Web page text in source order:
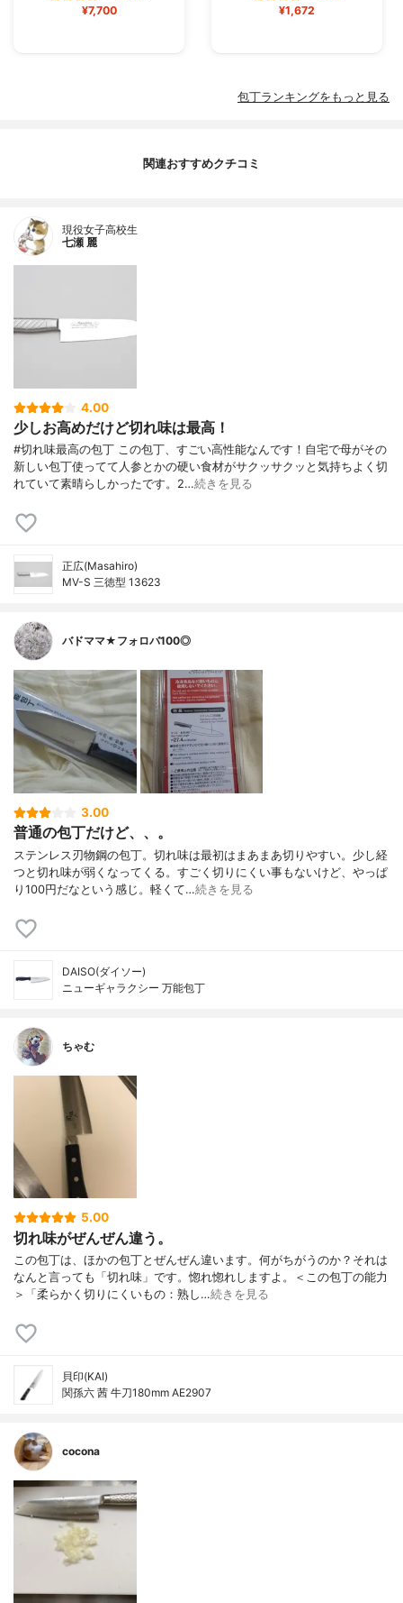
¥7,700 ¥1,672
包丁ランキングをもっと見る
関連おすすめクチコミ
現役女子高校生
七瀬 麗
4.00
少しお高めだけど切れ味は最高！
#切れ味最高の包丁 この包丁、すごい高性能なんです！自宅で母がその
新しい包丁使ってて人参とかの硬い食材がサクッサクッと気持ちよく切
れていて素晴らしかったです。2…続きを見る
正広(Masahiro)
MV-S 三徳型 13623
バドママ★フォロバ100◎
3.00
普通の包丁だけど、、。
ステンレス刃物鋼の包丁。切れ味は最初はまあまあ切りやすい。少し経
つと切れ味が弱くなってくる。すごく切りにくい事もないけど、やっぱ
り100円だなという感じ。軽くて…続きを見る
DAISO(ダイソー)
ニューギャラクシー 万能包丁
ちゃむ
5.00
切れ味がぜんぜん違う。
この包丁は、ほかの包丁とぜんぜん違います。何がちがうのか？それは
なんと言っても「切れ味」です。惚れ惚れしますよ。＜この包丁の能力
＞「柔らかく切りにくいもの：熟し…続きを見る
貝印(KAI)
関孫六 茜 牛刀180mm AE2907
cocona